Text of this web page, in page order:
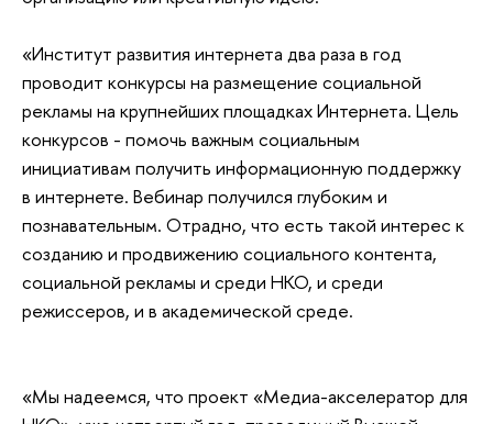
«Институт развития интернета два раза в год
проводит конкурсы на размещение социальной
рекламы на крупнейших площадках Интернета. Цель
конкурсов - помочь важным социальным
инициативам получить информационную поддержку
в интернете. Вебинар получился глубоким и
познавательным. Отрадно, что есть такой интерес к
созданию и продвижению социального контента,
социальной рекламы и среди НКО, и среди
режиссеров, и в академической среде.
«Мы надеемся, что проект «Медиа-акселератор для